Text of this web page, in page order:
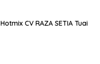
CV RAZA SETIA Tuai